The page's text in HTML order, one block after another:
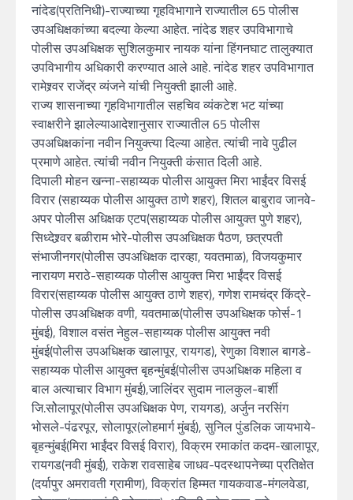
नांदेड(प्रतिनिधी)-राज्याच्या गृहविभागाने राज्यातील 65 पोलीस
उपअधिक्षकांच्या बदल्या केल्या आहेत. नांदेड शहर उपविभागाचे
पोलीस उपअधिक्षक सुशिलकुमार नायक यांना हिंगनघाट तालुक्यात
उपविभागीय अधिकारी करण्यात आले आहे. नांदेड शहर उपविभागात
रामेश्र्वर राजेंद्र व्यंजने यांची नियुक्ती झाली आहे.
राज्य शासनाच्या गृहविभागातील सहचिव व्यंकटेश भट यांच्या
स्वाक्षरीने झालेल्याआदेशानुसार राज्यातील 65 पोलीस
उपअधिक्षकांना नवीन नियुक्त्या दिल्या आहेत. त्यांची नावे पुढील
प्रमाणे आहेत. त्यांची नवीन नियुक्ती कंसात दिली आहे.
दिपाली मोहन खन्ना-सहाय्यक पोलीस आयुक्त मिरा भाईंदर विसई
विरार (सहाय्यक पोलीस आयुक्त ठाणे शहर), शितल बाबुराव जानवे-
अपर पोलीस अधिक्षक एटप(सहाय्यक पोलीस आयुक्त पुणे शहर),
सिध्देश्र्वर बळीराम भोरे-पोलीस उपअधिक्षक पैठण, छत्रपती
संभाजीनगर(पोलीस उपअधिक्षक दारव्हा, यवतमाळ), विजयकुमार
नारायण मराठे-सहाय्यक पोलीस आयुक्त मिरा भाईंदर विसई
विरार(सहाय्यक पोलीस आयुक्त ठाणे शहर), गणेश रामचंद्र किंद्रे-
पोलीस उपअधिक्षक वणी, यवतमाळ(पोलीस उपअधिक्षक फोर्स-1
मुंबई), विशाल वसंत नेहुल-सहाय्यक पोलीस आयुक्त नवी
मुंबई(पोलीस उपअधिक्षक खालापूर, रायगड), रेणुका विशाल बागडे-
सहाय्यक पोलीस आयुक्त बृहन्मुंबई(पोलीस उपअधिक्षक महिला व
बाल अत्याचार विभाग मुंबई),जालिंदर सुदाम नालकुल-बार्शी
जि.सोेलापूर(पोलीस उपअधिक्षक पेण, रायगड), अर्जुन नरसिंग
भोसले-पंढरपूर, सोलापूर(लोहमार्ग मुंबई), सुनिल पुंडलिक जायभाये-
बृहन्मुंबई(मिरा भाईंदर विसई विरार), विक्रम रमाकांत कदम-खालापूर,
रायगड(नवी मुंबई), राकेश रावसाहेब जाधव-पदस्थापनेच्या प्रतिक्षेत
(दर्यापुर अमरावती ग्रामीण), विक्रांत हिम्मत गायकवाड-मंगलवेडा,